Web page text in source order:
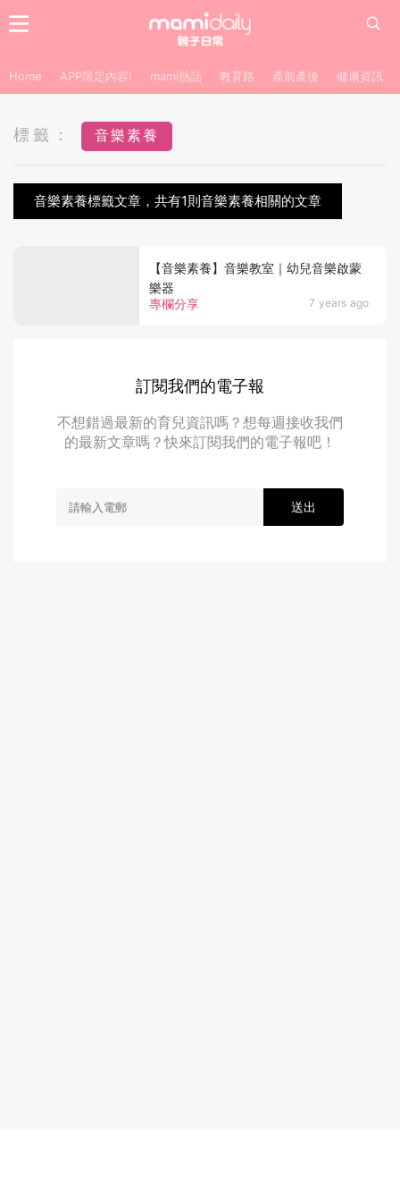
Home APP限定內容! mami熱話 教育路 產前產後 健康資訊
標籤： 音樂素養
音樂素養標籤文章，共有1則音樂素養相關的文章
專欄分享 7 years ago
【音樂素養】音樂教室｜幼兒音樂啟蒙
樂器
訂閱我們的電子報
不想錯過最新的育兒資訊嗎？想每週接收我們
的最新文章嗎？快來訂閱我們的電子報吧！
送出